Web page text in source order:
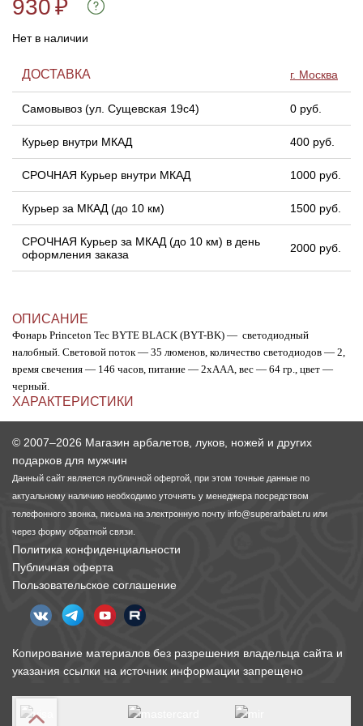
930₽
Нет в наличии
ДОСТАВКА г. Москва
Самовывоз (ул. Сущевская 19с4) 0 руб.
Курьер внутри МКАД 400 руб.
СРОЧНАЯ Курьер внутри МКАД 1000 руб.
Курьер за МКАД (до 10 км) 1500 руб.
СРОЧНАЯ Курьер за МКАД (до 10 км) в день
оформления заказа
2000 руб.
ОПИСАНИЕ
Фонарь Princeton Tec BYTE BLACK (BYT-BK) — светодиодный
налобный. Световой поток — 35 люменов, количество светодиодов — 2,
время свечения — 146 часов, питание — 2xAAA, вес — 64 гр., цвет —
черный.
ХАРАКТЕРИСТИКИ
© 2007–2026 Магазин арбалетов, луков, ножей и других
подарков для мужчин
Данный сайт является публичной офертой, при этом точные данные по
актуальному наличию необходимо уточнять у менеджера посредством
телефонного звонка, письма на электронную почту info@superarbalet.ru или
через форму обратной связи.
Политика конфиденциальности
Публичная оферта
Пользовательское соглашение
Копирование материалов без разрешения владельца сайта и
указания ссылки на источник информации запрещено
Линейки для настройки лука
Полочки для лука
Плунжеры для лука
Киссеры для лука
Охотничьи ножи
Ножи складные